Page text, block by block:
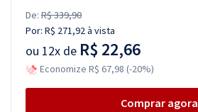
De: R$ 339,90
Por: R$ 271,92à vista
ou 12x de R$ 22,66
Economize R$ 67,98 (-20%)
Comprar agora